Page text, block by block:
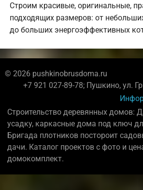
Строим красивые, оригинальные,
подходящих размеров: от
до больших энергоэффективных
© 2026 pushkinobrusdoma.ru
+7 921 027-89-78; Пушкино, ул.
Строительство деревянных домов:
усадку, каркасные дома под ключ
Бригада плотников постороит
дачи. Каталог проектов с фото и
домокомплект.